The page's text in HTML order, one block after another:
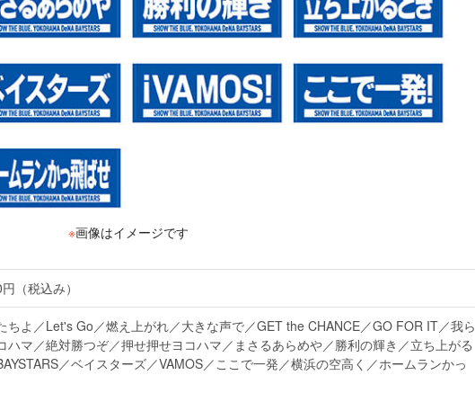
※画像はイメージです
（税込み）
ちよ／Let's Go／燃え上がれ／大きな声で／GET the CHANCE／GO FOR IT／我ら
マ／絶対勝つぞ／押せ押せヨコハマ／まさるあらめや／勝利の輝き／立ち上がる
／ベイスターズ／VAMOS／ここで一発／横浜の空高く／ホームランかっ